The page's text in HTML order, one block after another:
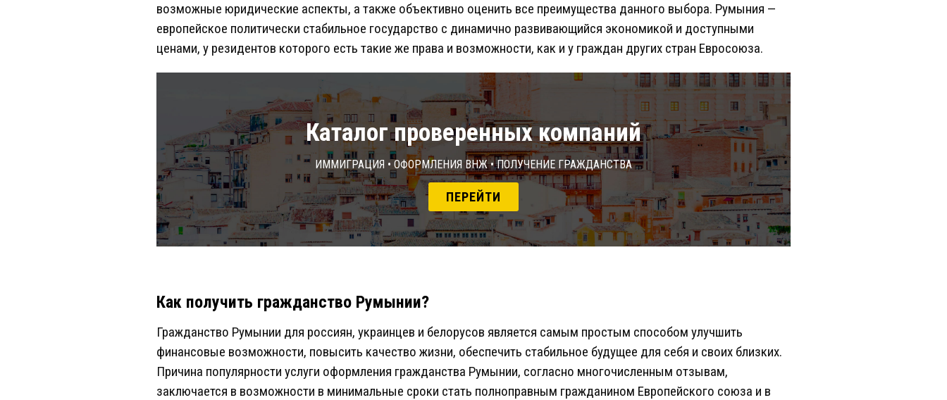
возможные юридические аспекты, а также объективно оценить все преимущества данного выбора. Румыния —
европейское политически стабильное государство с динамично развивающийся экономикой и доступными
ценами, у резидентов которого есть такие же права и возможности, как и у граждан других стран Евросоюза.
Каталог проверенных компаний
Иммиграция • Оформления ВНЖ • Получение гражданства
ПЕРЕЙТИ
Как получить гражданство Румынии?
Гражданство Румынии для россиян, украинцев и белорусов является самым простым способом улучшить
финансовые возможности, повысить качество жизни, обеспечить стабильное будущее для себя и своих близких.
Причина популярности услуги оформления гражданства Румынии, согласно многочисленным отзывам,
заключается в возможности в минимальные сроки стать полноправным гражданином Европейского союза и в